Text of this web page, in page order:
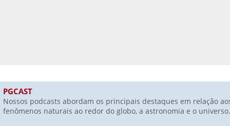
PGCAST
Nossos podcasts abordam os principais destaques em relação
fenômenos naturais ao redor do globo, a astronomia e o universo.